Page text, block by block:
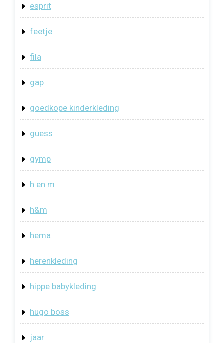
esprit
feetje
fila
gap
goedkope kinderkleding
guess
gymp
h en m
h&m
hema
herenkleding
hippe babykleding
hugo boss
jaar